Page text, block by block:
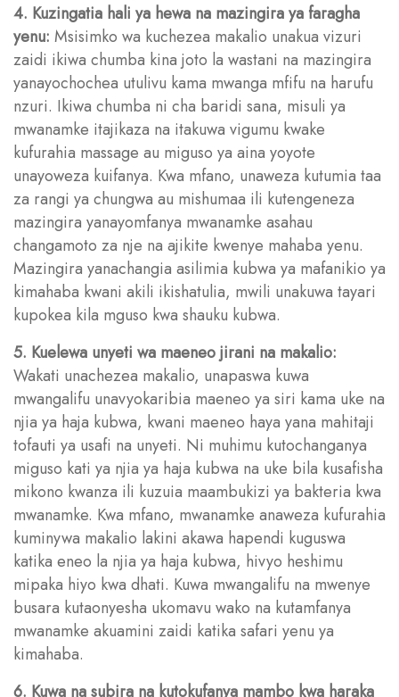
4. Kuzingatia hali ya hewa na mazingira ya faragha
yenu: Msisimko wa kuchezea makalio unakua vizuri
zaidi ikiwa chumba kina joto la wastani na mazingira
yanayochochea utulivu kama mwanga mfifu na harufu
nzuri. Ikiwa chumba ni cha baridi sana, misuli ya
mwanamke itajikaza na itakuwa vigumu kwake
kufurahia massage au miguso ya aina yoyote
unayoweza kuifanya. Kwa mfano, unaweza kutumia taa
za rangi ya chungwa au mishumaa ili kutengeneza
mazingira yanayomfanya mwanamke asahau
changamoto za nje na ajikite kwenye mahaba yenu.
Mazingira yanachangia asilimia kubwa ya mafanikio ya
kimahaba kwani akili ikishatulia, mwili unakuwa tayari
kupokea kila mguso kwa shauku kubwa.
5. Kuelewa unyeti wa maeneo jirani na makalio:
Wakati unachezea makalio, unapaswa kuwa
mwangalifu unavyokaribia maeneo ya siri kama uke na
njia ya haja kubwa, kwani maeneo haya yana mahitaji
tofauti ya usafi na unyeti. Ni muhimu kutochanganya
miguso kati ya njia ya haja kubwa na uke bila kusafisha
mikono kwanza ili kuzuia maambukizi ya bakteria kwa
mwanamke. Kwa mfano, mwanamke anaweza kufurahia
kuminywa makalio lakini akawa hapendi kuguswa
katika eneo la njia ya haja kubwa, hivyo heshimu
mipaka hiyo kwa dhati. Kuwa mwangalifu na mwenye
busara kutaonyesha ukomavu wako na kutamfanya
mwanamke akuamini zaidi katika safari yenu ya
kimahaba.
6. Kuwa na subira na kutokufanya mambo kwa haraka